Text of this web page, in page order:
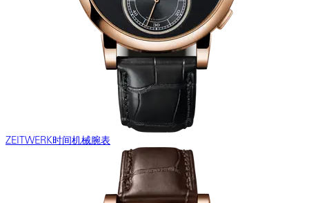
ZEITWERK时间机械腕表